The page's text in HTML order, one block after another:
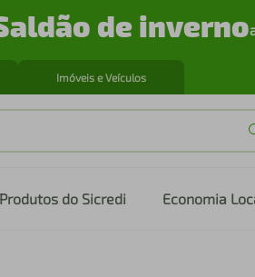
de inverno
Imóveis e Veículos
Produtos do Sicredi Economia